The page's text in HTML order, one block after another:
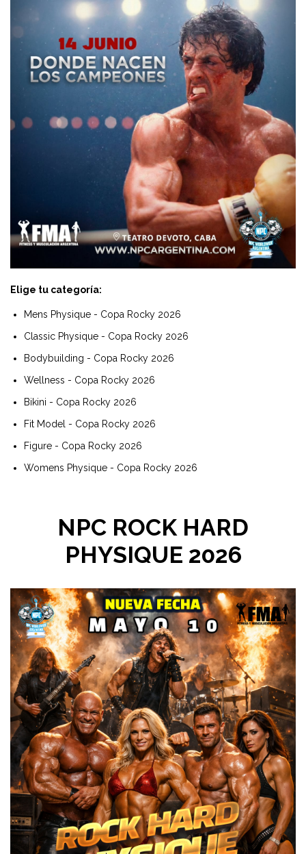
Elige tu categoría:
Mens Physique - Copa Rocky 2026
Classic Physique - Copa Rocky 2026
Bodybuilding - Copa Rocky 2026
Wellness - Copa Rocky 2026
Bikini - Copa Rocky 2026
Fit Model - Copa Rocky 2026
Figure - Copa Rocky 2026
Womens Physique - Copa Rocky 2026
NPC ROCK HARD
PHYSIQUE 2026